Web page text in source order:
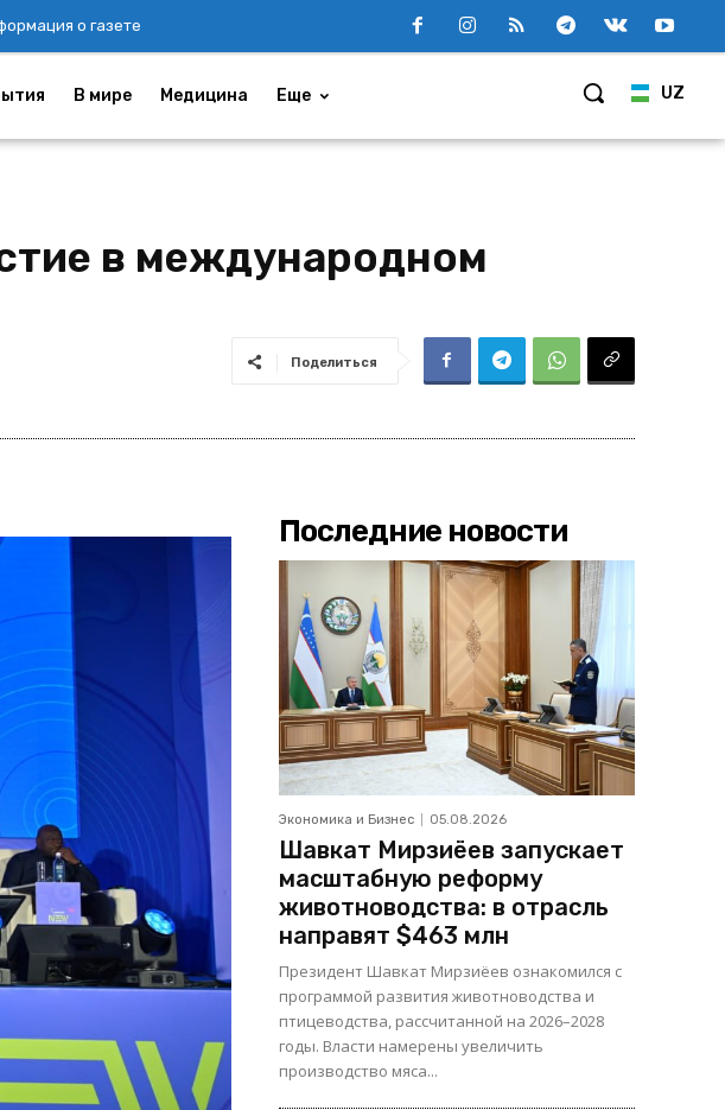
о газете
UZ
В мире Медицина Еще
в международном
Поделиться
Последние новости
Экономика и Бизнес 05.08.2026
Шавкат Мирзиёев запускает
масштабную реформу
животноводства: в отрасль
направят $463 млн
Президент Шавкат Мирзиёев ознакомился с
программой развития животноводства и
птицеводства, рассчитанной на 2026–2028
годы. Власти намерены увеличить
производство мяса...